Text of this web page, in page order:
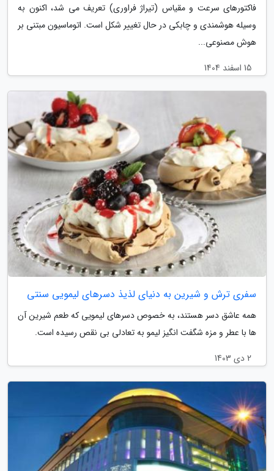
فاکتورهای سرعت و مقیاس (تیراژ فراوری) تعریف می شد، اکنون به
وسیله هوشمندی و چابکی در حال تغییر شکل است. اتوماسیون مبتنی بر
هوش مصنوعی...
15 اسفند 1404
سفری ترش و شیرین به دنیای لذیذ دسرهای لیمویی سنتی
همه عاشق دسر هستند، به خصوص دسرهای لیمویی که طعم شیرین آن
ها با عطر و مزه شگفت انگیز لیمو به تعادلی بی نقص رسیده است.
2 دی 1403